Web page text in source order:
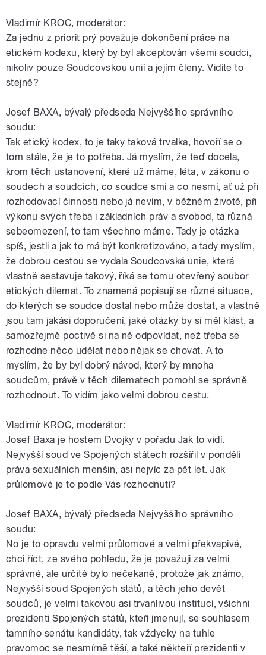
Vladimír KROC, moderátor:
Za jednu z priorit prý považuje dokončení práce na
etickém kodexu, který by byl akceptován všemi soudci,
nikoliv pouze Soudcovskou unií a jejím členy. Vidíte to
stejně?
Josef BAXA, bývalý předseda Nejvyššího správního
soudu:
Tak etický kodex, to je taky taková trvalka, hovoří se o
tom stále, že je to potřeba. Já myslím, že teď docela,
krom těch ustanovení, které už máme, léta, v zákonu o
soudech a soudcích, co soudce smí a co nesmí, ať už při
rozhodovací činnosti nebo já nevím, v běžném životě, při
výkonu svých třeba i základních práv a svobod, ta různá
sebeomezení, to tam všechno máme. Tady je otázka
spíš, jestli a jak to má být konkretizováno, a tady myslím,
že dobrou cestou se vydala Soudcovská unie, která
vlastně sestavuje takový, říká se tomu otevřený soubor
etických dilemat. To znamená popisují se různé situace,
do kterých se soudce dostal nebo může dostat, a vlastně
jsou tam jakási doporučení, jaké otázky by si měl klást, a
samozřejmě poctivě si na ně odpovídat, než třeba se
rozhodne něco udělat nebo nějak se chovat. A to
myslím, že by byl dobrý návod, který by mnoha
soudcům, právě v těch dilematech pomohl se správně
rozhodnout. To vidím jako velmi dobrou cestu.
Vladimír KROC, moderátor:
Josef Baxa je hostem Dvojky v pořadu Jak to vidí.
Nejvyšší soud ve Spojených státech rozšířil v pondělí
práva sexuálních menšin, asi nejvíc za pět let. Jak
průlomové je to podle Vás rozhodnutí?
Josef BAXA, bývalý předseda Nejvyššího správního
soudu:
No je to opravdu velmi průlomové a velmi překvapivé,
chci říct, ze svého pohledu, že je považuji za velmi
správné, ale určitě bylo nečekané, protože jak známo,
Nejvyšší soud Spojených států, a těch jeho devět
soudců, je velmi takovou asi trvanlivou institucí, všichni
prezidenti Spojených států, kteří jmenují, se souhlasem
tamního senátu kandidáty, tak vždycky na tuhle
pravomoc se nesmírně těší, a také někteří prezidenti v